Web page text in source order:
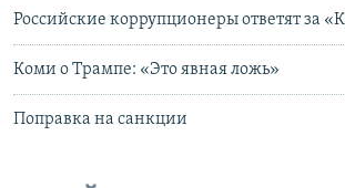
Российские коррупционеры ответят за
Коми о Трампе: «Это явная ложь»
Поправка на санкции